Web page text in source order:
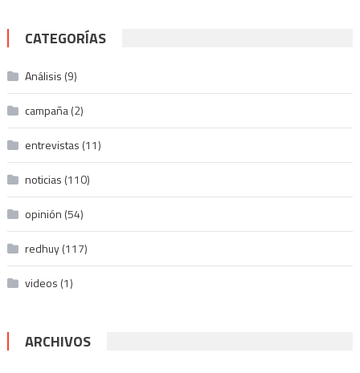
CATEGORÍAS
Análisis (9)
campaña(2)
entrevistas (11)
noticias (110)
opinión (54)
redhuy(117)
videos (1)
ARCHIVOS